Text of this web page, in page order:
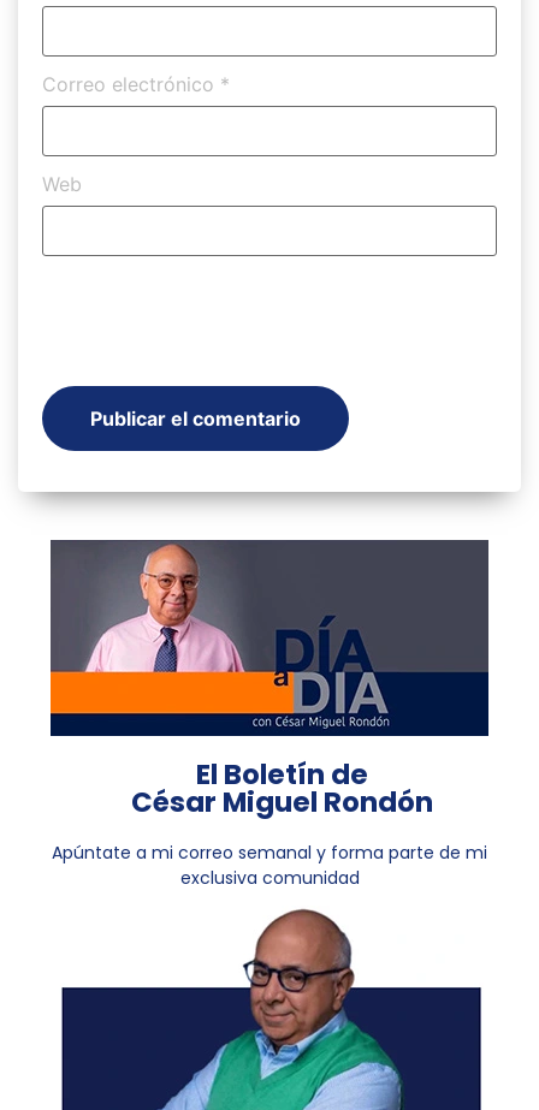
Correo electrónico *
Web
El Boletín de
César Miguel Rondón
Apúntate a mi correo semanal y forma parte de mi
exclusiva comunidad